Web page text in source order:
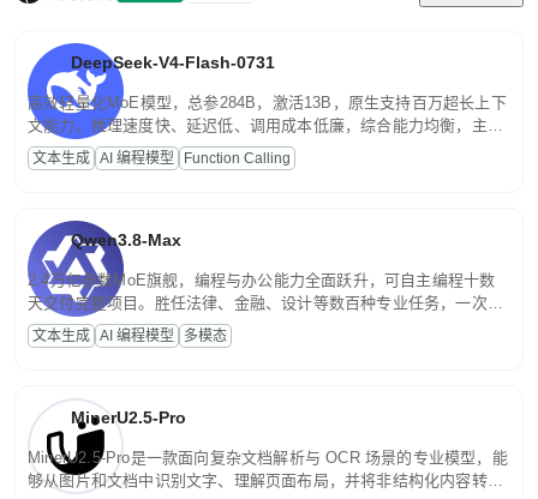
DeepSeek-V4-Flash-0731
高效轻量化MoE模型，总参284B，激活13B，原生支持百万超长上下
文能力。推理速度快、延迟低、调用成本低廉，综合能力均衡，主打
高并发、轻量化任务，适合日常对话、内容创作、基础 RAG、批量
文案处理等普惠刚需场景。
文本生成 AI 编程模型 Function Calling
Qwen3.8-Max
2.4万亿参数MoE旗舰，编程与办公能力全面跃升，可自主编程十数
天交付完整项目。胜任法律、金融、设计等数百种专业任务，一次对
话端到端交付生产级成果。原生视觉理解贯穿规划、执行与验证全流
程，支持超长文档与长视频的深度语义解析。长程任务中自主规划与
文本生成 AI 编程模型 多模态
MinerU2.5-Pro
MinerU2.5-Pro是一款面向复杂文档解析与 OCR 场景的专业模型，能
够从图片和文档中识别文字、理解页面布局，并将非结构化内容转换